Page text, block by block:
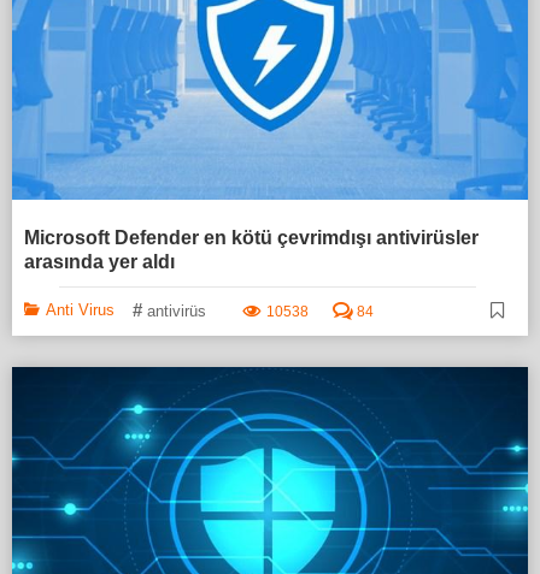
Microsoft Defender en kötü çevrimdışı antivirüsler
arasında yer aldı
Anti Virus # antivirüs 10538 84